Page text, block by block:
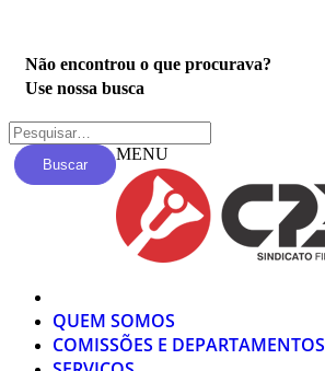
Não encontrou o que procurava?
Use nossa busca
Buscar
MENU
QUEM SOMOS
COMISSÕES E DEPARTAMENTOS